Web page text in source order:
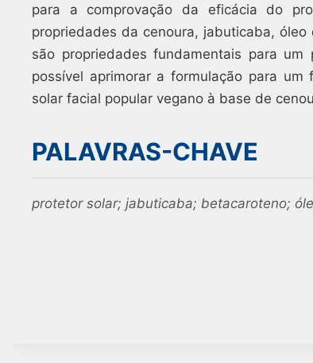
para a comprovação da eficácia do
propriedades da cenoura, jabuticaba,
são propriedades fundamentais para
possível aprimorar a formulação para
solar facial popular vegano à base de
PALAVRAS-CHAVE
protetor solar; jabuticaba; betacaroteno;